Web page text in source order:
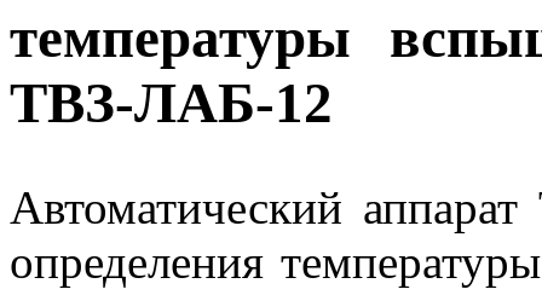
температуры
ТВЗ-ЛАБ-12
Автоматический
определения